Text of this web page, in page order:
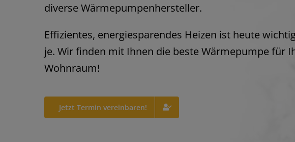
diverse Wärmepumpenhersteller.
Effizientes, energiesparendes Heizen ist heute
je. Wir finden mit Ihnen die beste Wärmepumpe für
Wohnraum!
Jetzt Termin vereinbaren!